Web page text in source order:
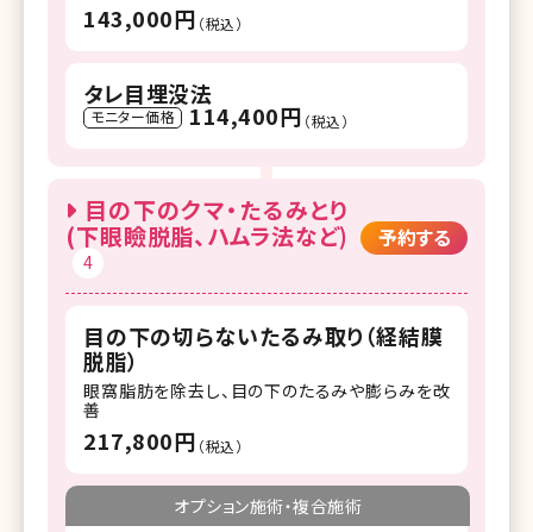
143,000円 （税込）
タレ目埋没法
モニター価格 114,400円 （税込）
目の下のクマ・たるみとり
(下眼瞼脱脂、ハムラ法など)
4
予約する
目の下の切らないたるみ取り（経結膜
脱脂）
眼窩脂肪を除去し、目の下のたるみや膨らみを改
善
217,800円 （税込）
オプション施術・複合施術